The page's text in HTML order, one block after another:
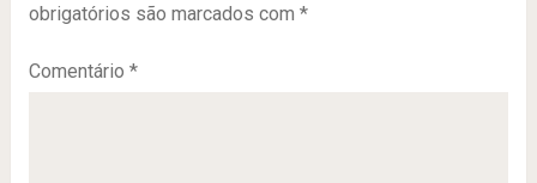
obrigatórios são marcados com *
Comentário *